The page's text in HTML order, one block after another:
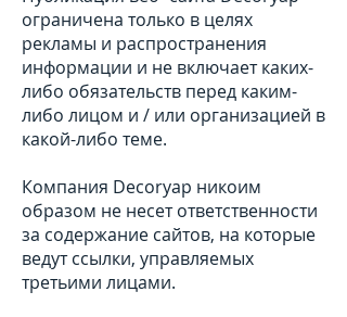
ограничена только в целях
рекламы и распространения
информации и не включает каких-
либо обязательств перед каким-
либо лицом и / или организацией в
какой-либо теме.
Компания Decoryap никоим
образом не несет ответственности
за содержание сайтов, на которые
ведут ссылки, управляемых
третьими лицами.